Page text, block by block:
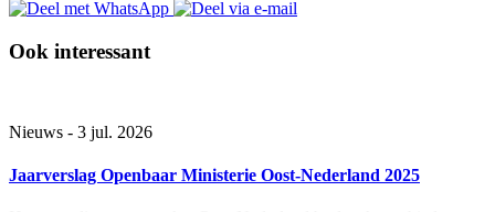
Ook interessant
Nieuws - 3 jul. 2026
Jaarverslag Openbaar Ministerie Oost-Nederland 2025